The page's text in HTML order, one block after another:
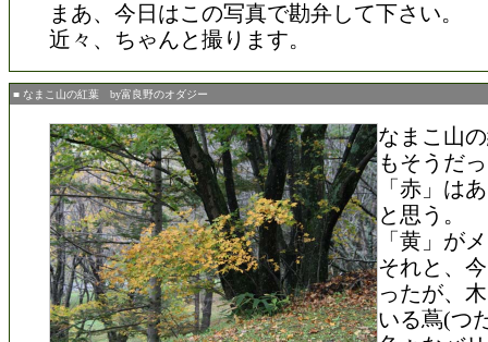
まあ、今日はこの写真で勘弁して下さい。
近々、ちゃんと撮ります。
■ なまこ山の紅葉 by富良野のオダジー
なまこ山
もそうだ
「赤」は
と思う。
「黄」が
それと、
ったが、
いる蔦(つ